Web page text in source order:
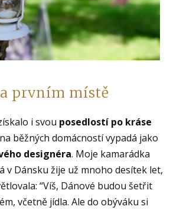
prvním místě
i svou posedlostí po kráse
běžných domácností vypadá jako
designéra. Moje kamarádka
v Dánsku žije už mnoho desítek let,
“Víš, Dánové budou šetřit
včetně jídla. Ale do obýváku si